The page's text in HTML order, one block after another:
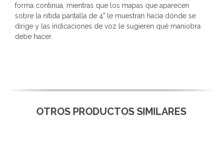
forma continua, mientras que los mapas que aparecen
sobre la nítida pantalla de 4" le muestran hacia dónde se
dirige y las indicaciones de voz le sugieren qué maniobra
debe hacer.
OTROS PRODUCTOS SIMILARES